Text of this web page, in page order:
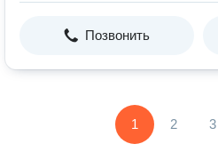
Позвонить
1 2 3